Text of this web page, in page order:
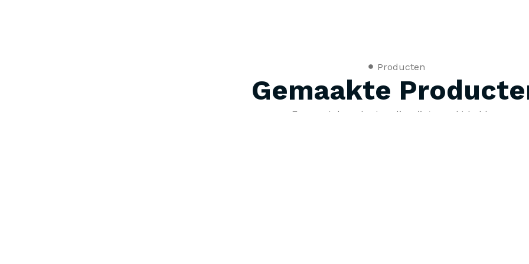
Producten
Gemaakte
Een aantal producten die wij gemaakt hebben